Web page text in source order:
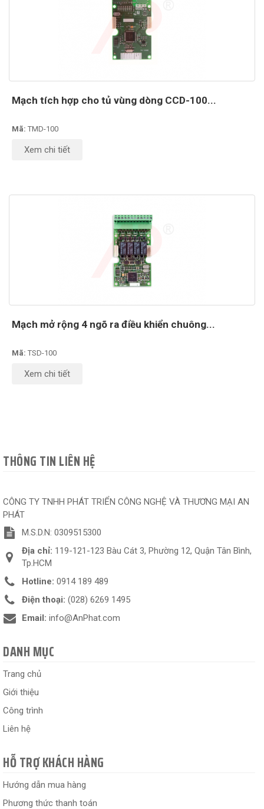
Mạch tích hợp cho tủ vùng dòng CCD-100...
Mã: TMD-100
Xem chi tiết
Mạch mở rộng 4 ngõ ra điều khiển chuông...
Mã: TSD-100
Xem chi tiết
THÔNG TIN LIÊN HỆ
CÔNG TY TNHH PHÁT TRIỂN CÔNG NGHỆ VÀ THƯƠNG MẠI AN
PHÁT
M.S.D.N: 0309515300
Địa chỉ: 119-121-123 Bàu Cát 3, Phường 12, Quận Tân Bình,
Tp.HCM
Hotline: 0914 189 489
Điện thoại: (028) 6269 1495
Email: info@AnPhat.com
DANH MỤC
Trang chủ
Giới thiệu
Công trình
Liên hệ
HỖ TRỢ KHÁCH HÀNG
Hướng dẫn mua hàng
Phương thức thanh toán